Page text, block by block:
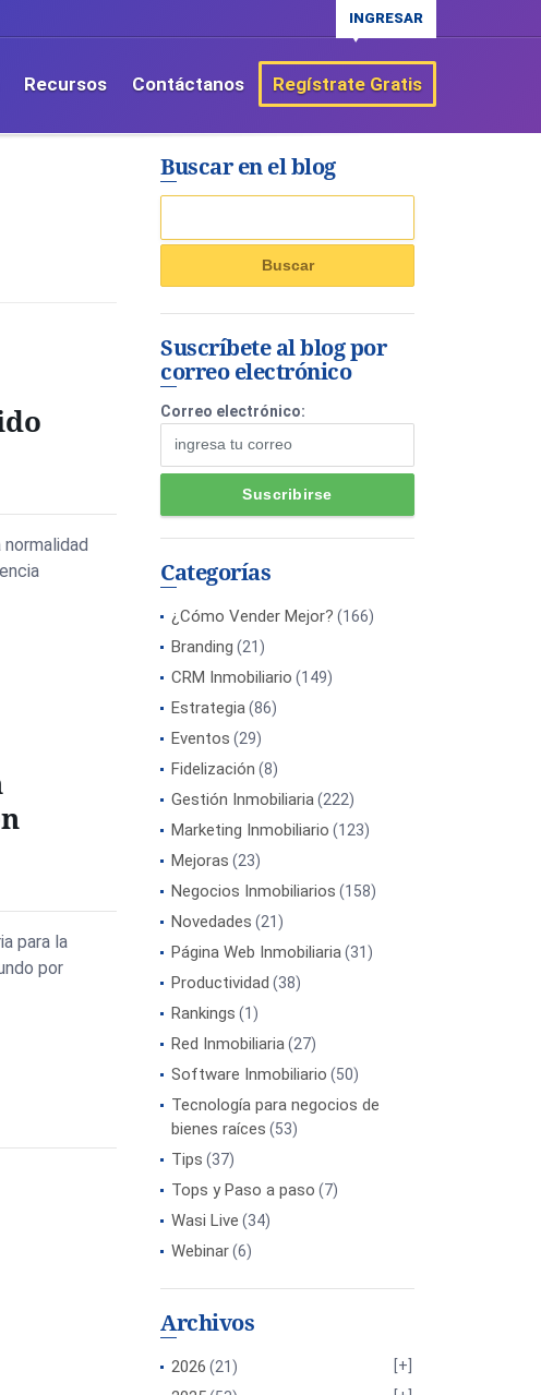
INGRESAR
Recursos Contáctanos Regístrate Gratis
para la
por
Buscar en el blog
Suscríbete al blog por
correo electrónico
Correo electrónico:
Categorías
¿Cómo Vender Mejor? (166)
Branding (21)
CRM Inmobiliario (149)
Estrategia(86)
Eventos (29)
Fidelización (8)
Gestión Inmobiliaria(222)
Marketing Inmobiliario (123)
Mejoras (23)
Negocios Inmobiliarios (158)
Novedades (21)
Página Web Inmobiliaria(31)
Productividad (38)
Rankings (1)
Red Inmobiliaria(27)
Software Inmobiliario (50)
Tecnología para negocios de
bienes raíces (53)
Tips (37)
Tops y Paso a paso (7)
Wasi Live (34)
Webinar(6)
Archivos
2026 (21)